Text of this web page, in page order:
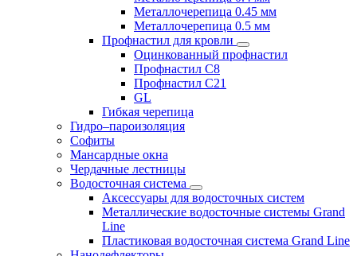
Металлочерепица 0.45 мм
Металлочерепица 0.5 мм
Профнастил для кровли
Оцинкованный профнастил
Профнастил С8
Профнастил С21
GL
Гибкая черепица
Гидро–пароизоляция
Софиты
Мансардные окна
Чердачные лестницы
Водосточная система
Аксессуары для водосточных систем
Металлические водосточные системы Grand
Line
Пластиковая водосточная система Grand Line